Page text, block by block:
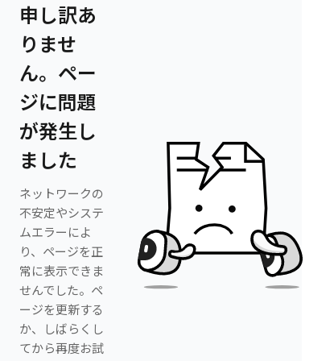
申し訳あ
りませ
ん。ペー
ジに問題
が発生し
ました
ネットワークの
不安定やシステ
ムエラーによ
り、ページを正
常に表示できま
せんでした。ペ
ージを更新する
か、しばらくし
てから再度お試